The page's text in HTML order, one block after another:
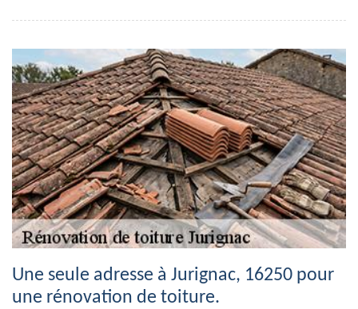
Une seule adresse à Jurignac, 16250 pour
une rénovation de toiture.